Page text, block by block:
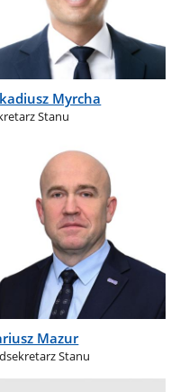
Myrcha
Stanu
Mazur
Stanu